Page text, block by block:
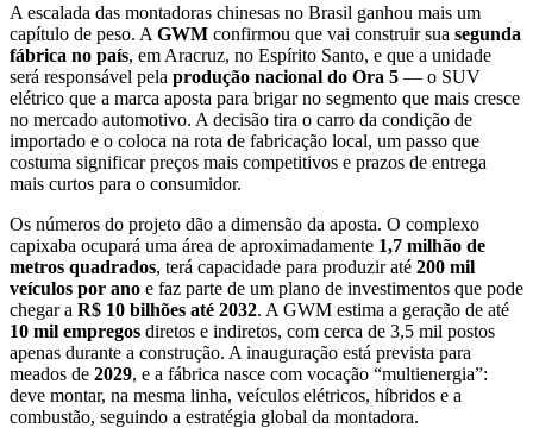
A escalada das montadoras chinesas no Brasil ganhou mais um
capítulo de peso. A GWM confirmou que vai construir sua segunda
fábrica no país, em Aracruz, no Espírito Santo, e que a unidade
será responsável pela produção nacional do Ora 5 — o SUV
elétrico que a marca aposta para brigar no segmento que mais cresce
no mercado automotivo. A decisão tira o carro da condição de
importado e o coloca na rota de fabricação local, um passo que
costuma significar preços mais competitivos e prazos de entrega
mais curtos para o consumidor.
Os números do projeto dão a dimensão da aposta. O complexo
capixaba ocupará uma área de aproximadamente 1,7 milhão de
metros quadrados, terá capacidade para produzir até 200 mil
veículos por ano e faz parte de um plano de investimentos que pode
chegar a R$ 10 bilhões até 2032. A GWM estima a geração de até
10 mil empregos diretos e indiretos, com cerca de 3,5 mil postos
apenas durante a construção. A inauguração está prevista para
meados de 2029, e a fábrica nasce com vocação “multienergia”:
deve montar, na mesma linha, veículos elétricos, híbridos e a
combustão, seguindo a estratégia global da montadora.